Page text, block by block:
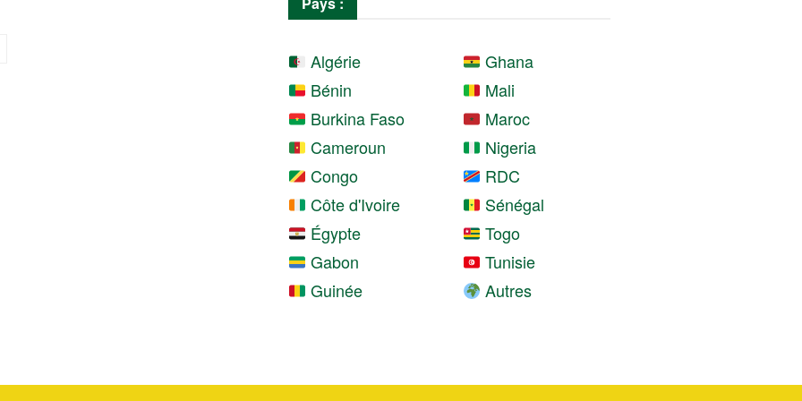
Algérie
Bénin
Burkina Faso
Cameroun
Congo
Côte d'Ivoire
Égypte
Gabon
Guinée
Ghana
Mali
Maroc
Nigeria
RDC
Sénégal
Togo
Tunisie
Autres